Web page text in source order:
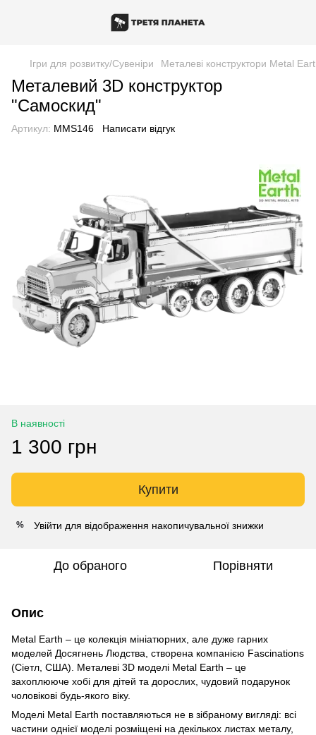
Ігри для розвитку/Сувеніри Металеві конструктори Metal
Металевий 3D конструктор
"Самоскид"
Артикул: MMS146 Написати відгук
В наявності
1 300 грн
Купити
% Увійти для відображення накопичувальної знижки
До обраного Порівняти
Опис
Metal Earth – це колекція мініатюрних, але дуже гарних
моделей Досягнень Людства, створена компанією Fascinations
(Сіетл, США). Металеві 3D моделі Metal Earth – це
захоплююче хобі для дітей та дорослих, чудовий подарунок
чоловікові будь-якого віку.
Моделі Metal Earth поставляються не в зібраному вигляді: всі
частини однієї моделі розміщені на декількох листах металу,